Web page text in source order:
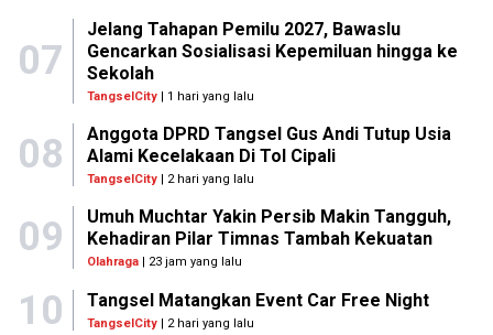
07
Jelang Tahapan Pemilu 2027, Bawaslu
Gencarkan Sosialisasi Kepemiluan hingga ke
Sekolah
TangselCity| 1 hari yang lalu
08
Anggota DPRD Tangsel Gus Andi Tutup Usia
Alami Kecelakaan Di Tol Cipali
TangselCity| 2 hari yang lalu
09
Umuh Muchtar Yakin Persib Makin Tangguh,
Kehadiran Pilar Timnas Tambah Kekuatan
Olahraga| 23 jam yang lalu
10 Tangsel Matangkan Event Car Free Night
TangselCity | 2 hari yang lalu